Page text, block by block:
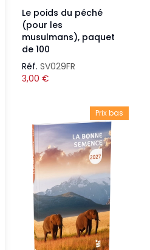
Le poids du péché
(pour les
musulmans), paquet
de 100
Réf. SV029FR
3,00 €
Prix bas